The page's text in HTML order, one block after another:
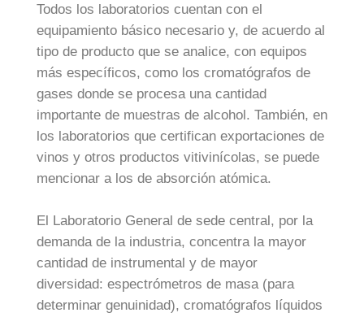
Todos los laboratorios cuentan con el
equipamiento básico necesario y, de acuerdo al
tipo de producto que se analice, con equipos
más específicos, como los cromatógrafos de
gases donde se procesa una cantidad
importante de muestras de alcohol. También, en
los laboratorios que certifican exportaciones de
vinos y otros productos vitivinícolas, se puede
mencionar a los de absorción atómica.
El Laboratorio General de sede central, por la
demanda de la industria, concentra la mayor
cantidad de instrumental y de mayor
diversidad: espectrómetros de masa (para
determinar genuinidad), cromatógrafos líquidos